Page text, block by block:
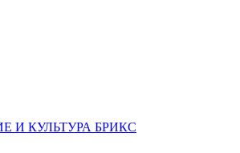
И КУЛЬТУРА БРИКС